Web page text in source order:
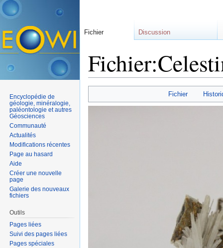
Fichier
Fichier Discussion
Encyclopédie de
géologie, minéralogie,
paléontologie et autres
Géosciences
Communauté
Actualités
Modifications récentes
Page au hasard
Aide
Créer une nouvelle
page
Galerie des nouveaux
fichiers
Outils
Pages liées
Suivi des pages liées
Pages spéciales